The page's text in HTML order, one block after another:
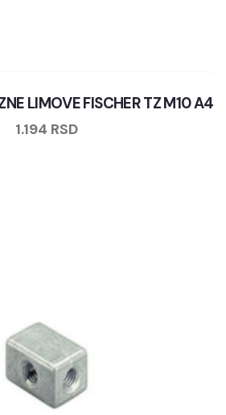
LIMOVE FISCHER TZ M10 A4
1.194 RSD